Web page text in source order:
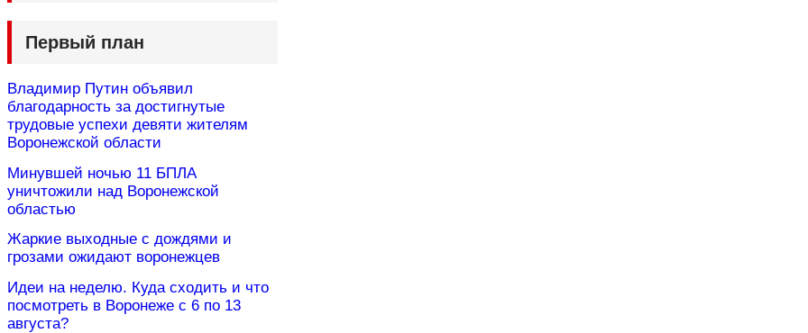
Первый план
Владимир Путин объявил
благодарность за достигнутые
трудовые успехи девяти жителям
Воронежской области
Минувшей ночью 11 БПЛА
уничтожили над Воронежской
областью
Жаркие выходные с дождями и
грозами ожидают воронежцев
Идеи на неделю. Куда сходить и что
посмотреть в Воронеже с 6 по 13
августа?